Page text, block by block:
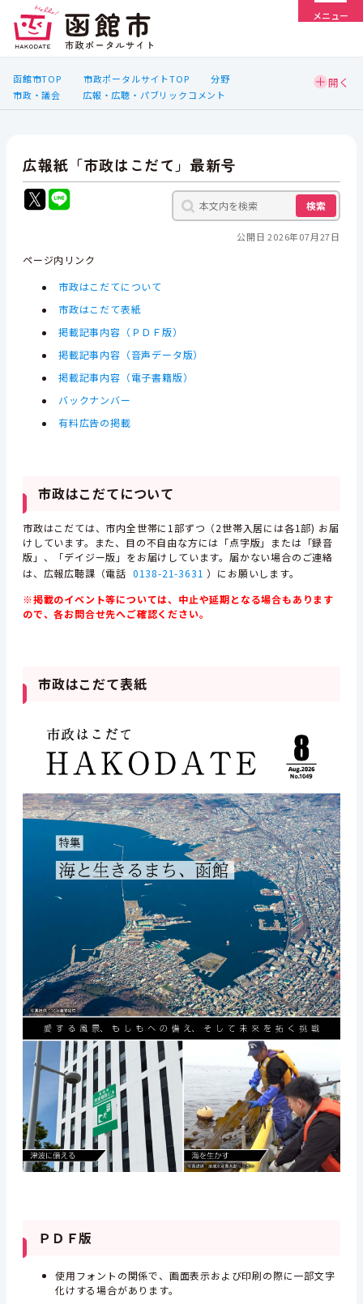
メニュー
函館市TOP 市政ポータルサイトTOP
分野
市政・議会
広報・広聴・パブリックコメント
広報紙「市政はこだて」最新号
検索
公開日 2026年07月27日
ページ内リンク
市政はこだてについて
市政はこだて表紙
掲載記事内容（ＰＤＦ版）
掲載記事内容（音声データ版）
掲載記事内容（電子書籍版）
バックナンバー
有料広告の掲載
市政はこだてについて
市政はこだては、市内全世帯に1部ずつ（2世帯入居には各1部) お届
けしています。また、目の不自由な方には「点字版」または「録音
版」、「デイジー版」をお届けしています。届かない場合のご連絡
は、広報広聴課（電話 0138-21-3631 ）にお願いします。
※掲載のイベント等については、中止や延期となる場合もあります
ので、各お問合せ先へご確認ください。
市政はこだて表紙
ＰＤＦ版
使用フォントの関係で、画面表示および印刷の際に一部文字
化けする場合があります。